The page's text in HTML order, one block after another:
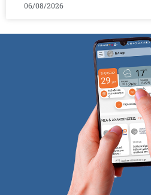
06/08/2026